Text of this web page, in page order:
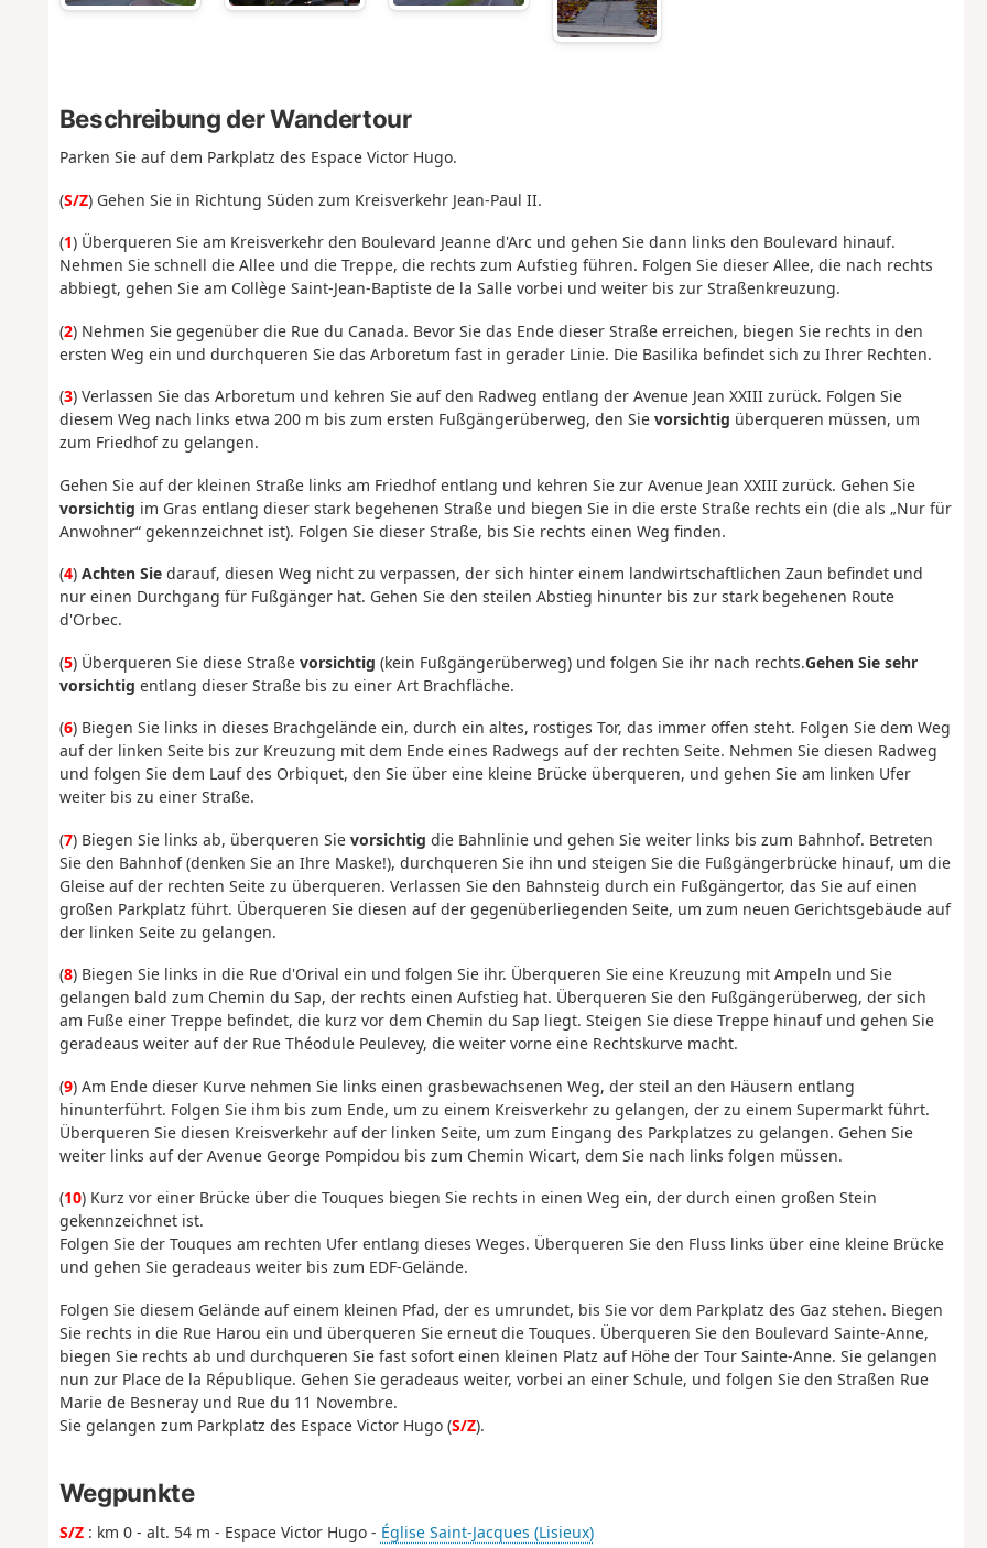
Beschreibung der Wandertour
Parken Sie auf dem Parkplatz des Espace Victor Hugo.
(S/Z) Gehen Sie in Richtung Süden zum Kreisverkehr Jean-Paul II.
(1) Überqueren Sie am Kreisverkehr den Boulevard Jeanne d'Arc und gehen Sie dann links den Boulevard hinauf.
Nehmen Sie schnell die Allee und die Treppe, die rechts zum Aufstieg führen. Folgen Sie dieser Allee, die nach rechts
abbiegt, gehen Sie am Collège Saint-Jean-Baptiste de la Salle vorbei und weiter bis zur Straßenkreuzung.
(2) Nehmen Sie gegenüber die Rue du Canada. Bevor Sie das Ende dieser Straße erreichen, biegen Sie rechts in den
ersten Weg ein und durchqueren Sie das Arboretum fast in gerader Linie. Die Basilika befindet sich zu Ihrer Rechten.
(3) Verlassen Sie das Arboretum und kehren Sie auf den Radweg entlang der Avenue Jean XXIII zurück. Folgen Sie
diesem Weg nach links etwa 200 m bis zum ersten Fußgängerüberweg, den Sie vorsichtig überqueren müssen, um
zum Friedhof zu gelangen.
Gehen Sie auf der kleinen Straße links am Friedhof entlang und kehren Sie zur Avenue Jean XXIII zurück. Gehen Sie
vorsichtig im Gras entlang dieser stark begehenen Straße und biegen Sie in die erste Straße rechts ein (die als „Nur für
Anwohner“ gekennzeichnet ist). Folgen Sie dieser Straße, bis Sie rechts einen Weg finden.
(4) Achten Siedarauf, diesen Weg nicht zu verpassen, der sich hinter einem landwirtschaftlichen Zaun befindet und
nur einen Durchgang für Fußgänger hat. Gehen Sie den steilen Abstieg hinunter bis zur stark begehenen Route
d'Orbec.
(5) Überqueren Sie diese Straße vorsichtig (kein Fußgängerüberweg) und folgen Sie ihr nach rechts.Gehen Sie sehr
vorsichtig entlang dieser Straße bis zu einer Art Brachfläche.
(6) Biegen Sie links in dieses Brachgelände ein, durch ein altes, rostiges Tor, das immer offen steht. Folgen Sie dem Weg
auf der linken Seite bis zur Kreuzung mit dem Ende eines Radwegs auf der rechten Seite. Nehmen Sie diesen Radweg
und folgen Sie dem Lauf des Orbiquet, den Sie über eine kleine Brücke überqueren, und gehen Sie am linken Ufer
weiter bis zu einer Straße.
(7) Biegen Sie links ab, überqueren Sie vorsichtig die Bahnlinie und gehen Sie weiter links bis zum Bahnhof. Betreten
Sie den Bahnhof (denken Sie an Ihre Maske!), durchqueren Sie ihn und steigen Sie die Fußgängerbrücke hinauf, um die
Gleise auf der rechten Seite zu überqueren. Verlassen Sie den Bahnsteig durch ein Fußgängertor, das Sie auf einen
großen Parkplatz führt. Überqueren Sie diesen auf der gegenüberliegenden Seite, um zum neuen Gerichtsgebäude auf
der linken Seite zu gelangen.
(8) Biegen Sie links in die Rue d'Orival ein und folgen Sie ihr. Überqueren Sie eine Kreuzung mit Ampeln und Sie
gelangen bald zum Chemin du Sap, der rechts einen Aufstieg hat. Überqueren Sie den Fußgängerüberweg, der sich
am Fuße einer Treppe befindet, die kurz vor dem Chemin du Sap liegt. Steigen Sie diese Treppe hinauf und gehen Sie
geradeaus weiter auf der Rue Théodule Peulevey, die weiter vorne eine Rechtskurve macht.
(9) Am Ende dieser Kurve nehmen Sie links einen grasbewachsenen Weg, der steil an den Häusern entlang
hinunterführt. Folgen Sie ihm bis zum Ende, um zu einem Kreisverkehr zu gelangen, der zu einem Supermarkt führt.
Überqueren Sie diesen Kreisverkehr auf der linken Seite, um zum Eingang des Parkplatzes zu gelangen. Gehen Sie
weiter links auf der Avenue George Pompidou bis zum Chemin Wicart, dem Sie nach links folgen müssen.
(10) Kurz vor einer Brücke über die Touques biegen Sie rechts in einen Weg ein, der durch einen großen Stein
gekennzeichnet ist.
Folgen Sie der Touques am rechten Ufer entlang dieses Weges. Überqueren Sie den Fluss links über eine kleine Brücke
und gehen Sie geradeaus weiter bis zum EDF-Gelände.
Folgen Sie diesem Gelände auf einem kleinen Pfad, der es umrundet, bis Sie vor dem Parkplatz des Gaz stehen. Biegen
Sie rechts in die Rue Harou ein und überqueren Sie erneut die Touques. Überqueren Sie den Boulevard Sainte-Anne,
biegen Sie rechts ab und durchqueren Sie fast sofort einen kleinen Platz auf Höhe der Tour Sainte-Anne. Sie gelangen
nun zur Place de la République. Gehen Sie geradeaus weiter, vorbei an einer Schule, und folgen Sie den Straßen Rue
Marie de Besneray und Rue du 11 Novembre.
Sie gelangen zum Parkplatz des Espace Victor Hugo (S/Z).
Wegpunkte
S/Z: km 0 - alt. 54 m - Espace Victor Hugo - Église Saint-Jacques (Lisieux)